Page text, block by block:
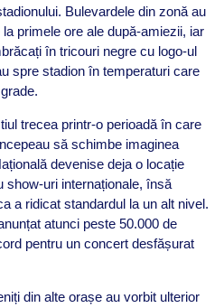
Bulevardele din zonă au
primele ore ale după-amiezii, iar
în tricouri negre cu logo-ul
spre stadion în temperaturi care
trecea printr-o perioadă în care
să schimbe imaginea
devenise deja o locație
show-uri internaționale, însă
a ridicat standardul la un alt nivel.
atunci peste 50.000 de
pentru un concert desfășurat
din alte orașe au vorbit ulterior